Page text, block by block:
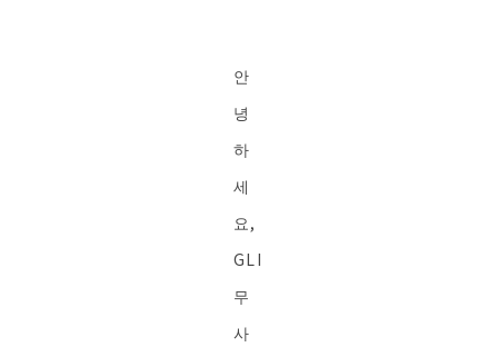
안
녕
하
세
요,
GLI
무
사